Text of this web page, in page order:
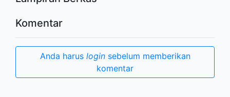
Komentar
Anda harus loginsebelum memberikan
komentar